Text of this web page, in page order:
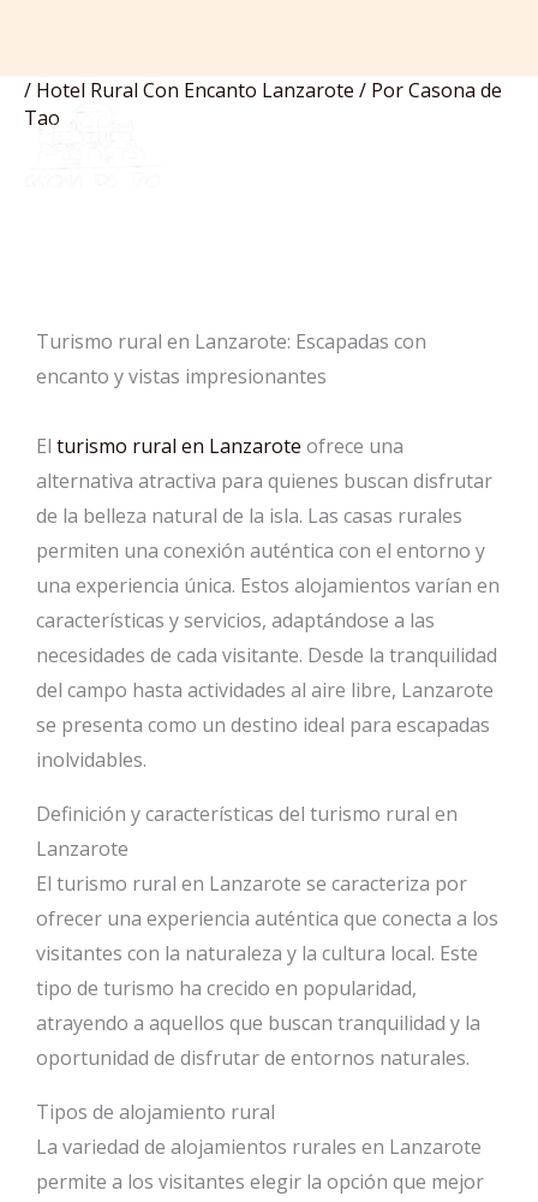
/ Hotel Rural Con Encanto Lanzarote / PorCasona de
Tao
Turismo rural en Lanzarote: Escapadas con
encanto y vistas impresionantes
El turismo rural en Lanzarote ofrece una
alternativa atractiva para quienes buscan disfrutar
de la belleza natural de la isla. Las casas rurales
permiten una conexión auténtica con el entorno y
una experiencia única. Estos alojamientos varían en
características y servicios, adaptándose a las
necesidades de cada visitante. Desde la tranquilidad
del campo hasta actividades al aire libre, Lanzarote
se presenta como un destino ideal para escapadas
inolvidables.
Definición y características del turismo rural en
Lanzarote
El turismo rural en Lanzarote se caracteriza por
ofrecer una experiencia auténtica que conecta a los
visitantes con la naturaleza y la cultura local. Este
tipo de turismo ha crecido en popularidad,
atrayendo a aquellos que buscan tranquilidad y la
oportunidad de disfrutar de entornos naturales.
Tipos de alojamiento rural
La variedad de alojamientos rurales en Lanzarote
permite a los visitantes elegir la opción que mejor